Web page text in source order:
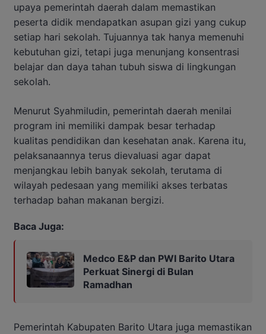
upaya pemerintah daerah dalam memastikan
peserta didik mendapatkan asupan gizi yang cukup
setiap hari sekolah. Tujuannya tak hanya memenuhi
kebutuhan gizi, tetapi juga menunjang konsentrasi
belajar dan daya tahan tubuh siswa di lingkungan
sekolah.
Menurut Syahmiludin, pemerintah daerah menilai
program ini memiliki dampak besar terhadap
kualitas pendidikan dan kesehatan anak. Karena itu,
pelaksanaannya terus dievaluasi agar dapat
menjangkau lebih banyak sekolah, terutama di
wilayah pedesaan yang memiliki akses terbatas
terhadap bahan makanan bergizi.
Baca Juga:
Medco E&P dan PWI Barito Utara
Perkuat Sinergi di Bulan
Ramadhan
Pemerintah Kabupaten Barito Utara juga memastikan